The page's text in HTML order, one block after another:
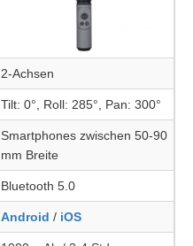
2-Achsen
Tilt: 0°, Roll: 285°, Pan: 300°
Smartphones zwischen 50-90
mm Breite
Bluetooth 5.0
Android / iOS